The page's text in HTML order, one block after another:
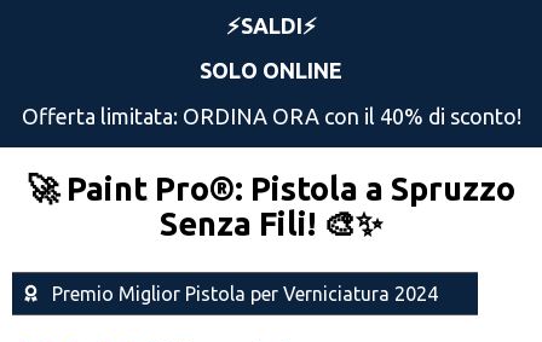
⚡️SALDI⚡️
SOLO ONLINE
Offerta limitata: ORDINA ORA con il 40% di sconto!
🚀 Paint Pro®: Pistola a Spruzzo
Senza Fili! 🎨✨
Premio Miglior Pistola per Verniciatura 2024